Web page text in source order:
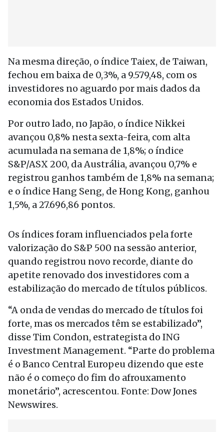
Na mesma direção, o índice Taiex, de Taiwan,
fechou em baixa de 0,3%, a 9.579,48, com os
investidores no aguardo por mais dados da
economia dos Estados Unidos.
Por outro lado, no Japão, o índice Nikkei
avançou 0,8% nesta sexta-feira, com alta
acumulada na semana de 1,8%; o índice
S&P/ASX 200, da Austrália, avançou 0,7% e
registrou ganhos também de 1,8% na semana;
e o índice Hang Seng, de Hong Kong, ganhou
1,5%, a 27.696,86 pontos.
Os índices foram influenciados pela forte
valorização do S&P 500 na sessão anterior,
quando registrou novo recorde, diante do
apetite renovado dos investidores com a
estabilização do mercado de títulos públicos.
“A onda de vendas do mercado de títulos foi
forte, mas os mercados têm se estabilizado”,
disse Tim Condon, estrategista do ING
Investment Management. “Parte do problema
é o Banco Central Europeu dizendo que este
não é o começo do fim do afrouxamento
monetário”, acrescentou. Fonte: Dow Jones
Newswires.